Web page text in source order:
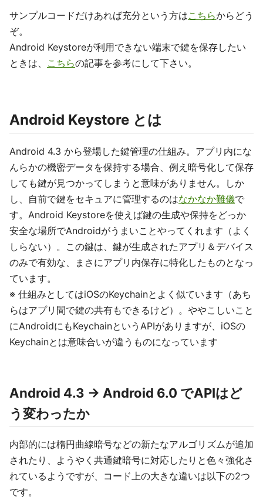
サンプルコードだけあれば充分という方はこちらからどう
ぞ。
Android Keystoreが利用できない端末で鍵を保存したい
ときは、 こちらの記事を参考にして下さい。
Android Keystore とは
Android 4.3 から登場した鍵管理の仕組み。アプリ内にな
んらかの機密データを保持する場合、例え暗号化して保存
しても鍵が見つかってしまうと意味がありません。しか
し、自前で鍵をセキュアに管理するのはなかなか難儀で
す。Android Keystoreを使えば鍵の生成や保持をどっか
安全な場所でAndroidがうまいことやってくれます（よく
しらない）。この鍵は、鍵が生成されたアプリ＆デバイス
のみで有効な、まさにアプリ内保存に特化したものとなっ
ています。
※ 仕組みとしてはiOSのKeychainとよく似ています（あち
らはアプリ間で鍵の共有もできるけど）。ややこしいこと
にAndroidにもKeychainというAPIがありますが、iOSの
Keychainとは意味合いが違うものになっています
Android 4.3 -> Android 6.0 でAPIはど
う変わったか
内部的には楕円曲線暗号などの新たなアルゴリズムが追加
されたり、ようやく共通鍵暗号に対応したりと色々強化さ
れているようですが、コード上の大きな違いは以下の2つ
です。